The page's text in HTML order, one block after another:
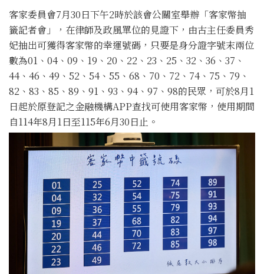
客家委員會7月30日下午2時於該會公關室舉辦「客家幣抽
籤記者會」，在律師及政風單位的見證下，由古主任委員秀
妃抽出可獲得客家幣的幸運號碼，只要是身分證字號末兩位
數為01、04、09、19、20、22、23、25、32、36、37、
44、46、49、52、54、55、68、70、72、74、75、79、
82、83、85、89、91、93、94、97、98的民眾，可於8月1
日起於原登記之金融機構APP查找可使用客家幣，使用期間
自114年8月1日至115年6月30日止。